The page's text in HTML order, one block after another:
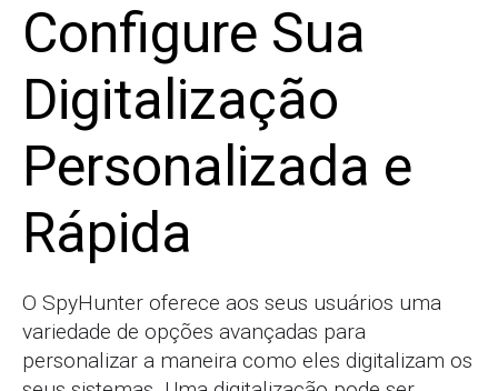
Configure Sua
Digitalização
Personalizada e
Rápida
O SpyHunter oferece aos seus usuários uma
variedade de opções avançadas para
personalizar a maneira como eles digitalizam os